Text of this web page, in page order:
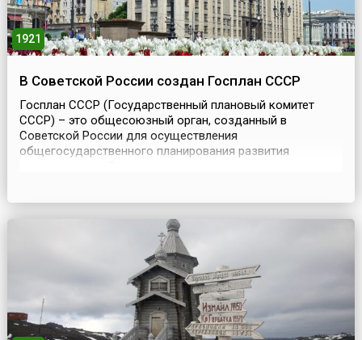
1921
В Советской России создан Госплан СССР
Госплан СССР (Государственный плановый комитет
СССР) – это общесоюзный орган, созданный в
Советской России для осуществления
общегосударственного планирования развития
хозяйственному строительству, а прообразо...